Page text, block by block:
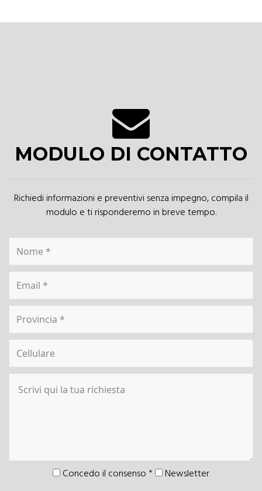
MODULO DI CONTATTO
Richiedi informazioni e preventivi senza impegno, compila il
modulo e ti risponderemo in breve tempo.
Concedo il consenso* Newsletter